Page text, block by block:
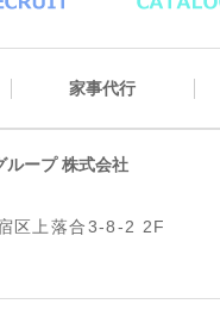
家事代行
ループ 株式会社
区上落合3-8-2 2F